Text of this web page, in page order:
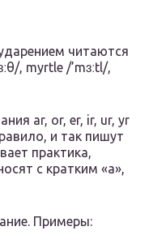
читаются
, myrtle /’mɜːtl/,
ar, or, er, ir, ur, yr
и так пишут
практика,
с кратким «а»,
Примеры: